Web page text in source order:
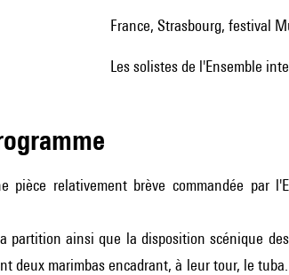
France, Strasbourg, festival
les solistes de l'Ensemble
pièce relativement brève commandée par
partition ainsi que la disposition scénique
deux marimbas encadrant, à leur tour, le